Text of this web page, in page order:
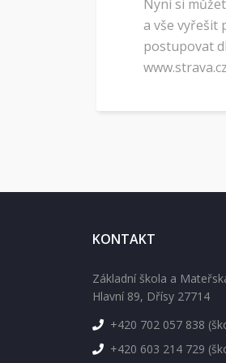
Nyní si
a vše vyřešit
postupovat
KONTAKT
Základní škola a
Hlavní 89, Dřísy 27714
+420 702 057 838
+420 603 214 729